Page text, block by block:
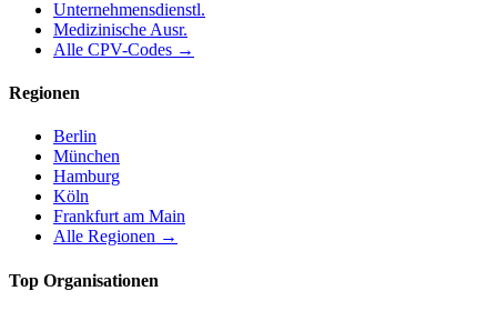
Unternehmensdienstl.
Medizinische Ausr.
Alle CPV-Codes →
Regionen
Berlin
München
Hamburg
Köln
Frankfurt am Main
Alle Regionen →
Top Organisationen